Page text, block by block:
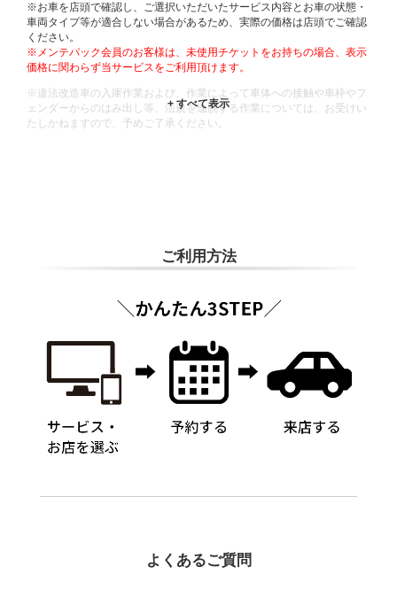
※お車を店頭で確認し、ご選択いただいたサービス内容とお車の状態・
車両タイプ等が適合しない場合があるため、実際の価格は店頭でご確認
ください。
※メンテパック会員のお客様は、未使用チケットをお持ちの場合、表示
価格に関わらず当サービスをご利用頂けます。
※違法改造車の入庫作業および、作業によって車体への接触や車枠やフ
ェンダーからのはみ出し等、法規を逸脱する作業については、お受けい
たしかねますので、予めご了承ください。
ご利用方法
よくあるご質問